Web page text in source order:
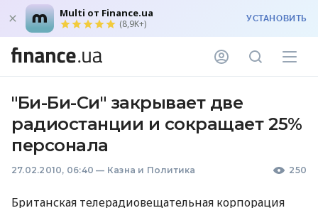
Multi от Finance.ua
(8,9K+) УСТАНОВИТЬ
"Би-Би-Си" закрывает две
радиостанции и сокращает 25%
персонала
27.02.2010, 06:40 — Казна и Политика 250
Британская телерадиовещательная корпорация